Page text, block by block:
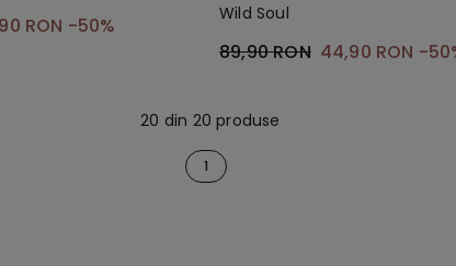
RON -50%
Wild Soul
89,90 RON 44,90 RON -
20 din 20 produse
1